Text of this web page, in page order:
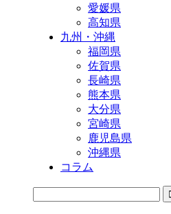
愛媛県
高知県
九州・沖縄
福岡県
佐賀県
長崎県
熊本県
大分県
宮崎県
鹿児島県
沖縄県
コラム